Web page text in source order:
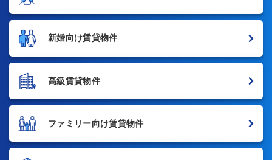
新婚向け賃貸物件
高級賃貸物件
ファミリー向け賃貸物件